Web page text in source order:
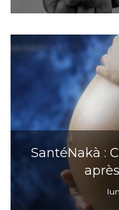
SantéNakà :